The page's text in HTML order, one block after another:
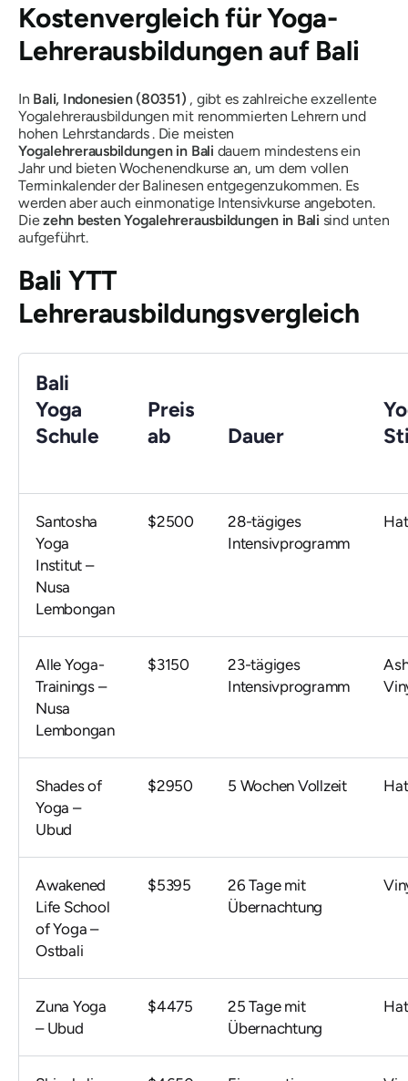
Kostenvergleich für Yoga-
Lehrerausbildungen auf Bali
In Bali, Indonesien (80351) , gibt es zahlreiche exzellente
Yogalehrerausbildungen mit renommierten Lehrern und
hohen Lehrstandards . Die meisten
Yogalehrerausbildungen in Bali dauern mindestens ein
Jahr und bieten Wochenendkurse an, um dem vollen
Terminkalender der Balinesen entgegenzukommen. Es
werden aber auch einmonatige Intensivkurse angeboten.
Diezehn besten Yogalehrerausbildungen in Bali sind unten
aufgeführt.
Bali YTT
Lehrerausbildungsvergleich
Bali
Yoga
Schule
Preis
ab
Dauer
Santosha
Yoga
Institut –
Nusa
Lembongan
$2500
28-tägiges
Intensivprogramm
Alle Yoga-
Trainings –
Nusa
Lembongan
$3150
23-tägiges
Intensivprogramm
Shades of
Yoga –
Ubud
$2950 5 Wochen Vollzeit
Awakened
Life School
of Yoga –
Ostbali
$5395
26 Tage mit
Übernachtung
Zuna Yoga
– Ubud
$4475
25 Tage mit
Übernachtung